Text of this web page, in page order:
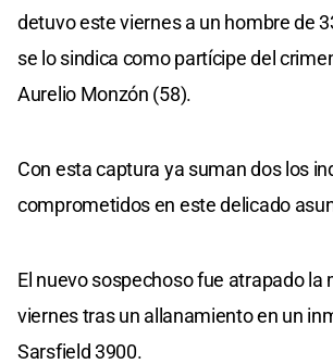
detuvo este viernes a un hombre de
se lo sindica como partícipe del
Aurelio Monzón (58).
Con esta captura ya suman dos los
comprometidos en este delicado
El nuevo sospechoso fue atrapado la
viernes tras un allanamiento en un
Sarsfield 3900.